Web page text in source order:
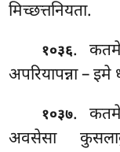
मिच्छत्तनियता.
१०३६. कतमे
अपरियापन्ना – इमे
१०३७.
अवसेसा